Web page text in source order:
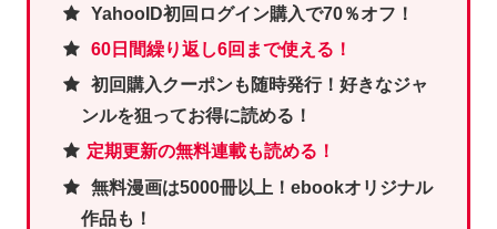
YahooID初回ログイン購入で70％オフ！
60日間繰り返し6回まで使える！
初回購入クーポンも随時発行！好きなジャ
ンルを狙ってお得に読める！
定期更新の無料連載も読める！
無料漫画は5000冊以上！ebookオリジナル
作品も！